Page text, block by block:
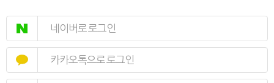
네이버로 로그인
카카오톡으로 로그인